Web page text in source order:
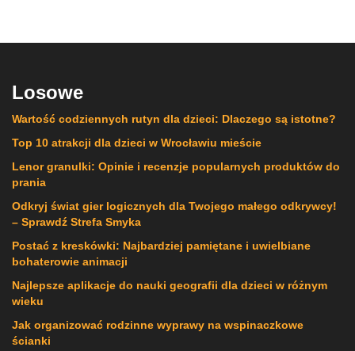
Losowe
Wartość codziennych rutyn dla dzieci: Dlaczego są istotne?
Top 10 atrakcji dla dzieci w Wrocławiu mieście
Lenor granulki: Opinie i recenzje popularnych produktów do
prania
Odkryj świat gier logicznych dla Twojego małego odkrywcy!
– Sprawdź Strefa Smyka
Postać z kreskówki: Najbardziej pamiętane i uwielbiane
bohaterowie animacji
Najlepsze aplikacje do nauki geografii dla dzieci w różnym
wieku
Jak organizować rodzinne wyprawy na wspinaczkowe
ścianki